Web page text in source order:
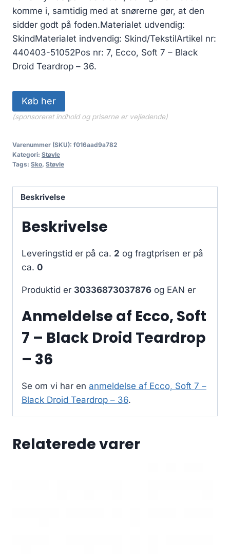
var:
1,299.00 kr..
er:
909.30 kr..
komme i, samtidig med at snørerne gør, at den
sidder godt på foden.Materialet udvendig:
SkindMaterialet indvendig: Skind/TekstilArtikel nr:
440403-51052Pos nr: 7, Ecco, Soft 7 – Black
Droid Teardrop – 36.
Køb her
(sponsoreret indhold og priserne er vejledende)
Varenummer (SKU): f016aad9a782
Kategori: Støvle
Tags: Sko, Støvle
Beskrivelse
Beskrivelse
Leveringstid er på ca. 2 og fragtprisen er på
ca. 0
Produktid er 30336873037876 og EAN er
Anmeldelse af Ecco, Soft
7 – Black Droid Teardrop
– 36
Se om vi har en anmeldelse af Ecco, Soft 7 –
Black Droid Teardrop – 36.
Relaterede varer